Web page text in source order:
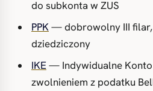
do subkonta w ZUS
PPK— dobrowolny III
dziedziczony
IKE— Indywidualne
zwolnieniem z podatku